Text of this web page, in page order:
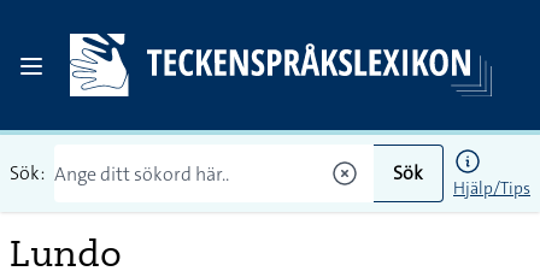
Sök: Sök
Hjälp/Tips
Lundo